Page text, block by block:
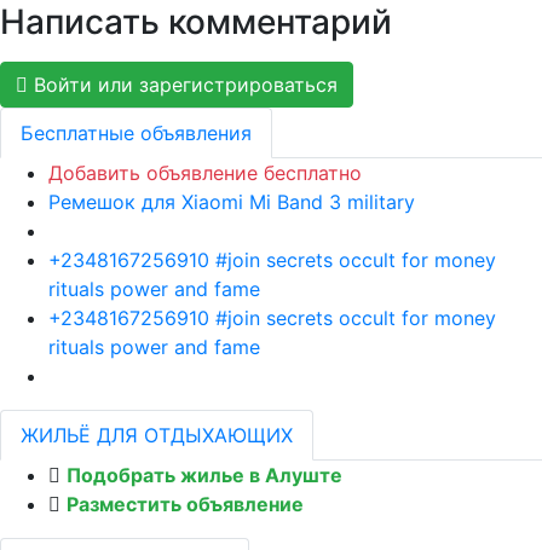
Написать комментарий
Войти или зарегистрироваться
Бесплатные объявления
Добавить объявление бесплатно
Ремешок для Xiaomi Mi Band 3 military
+2348167256910 #join secrets occult for money
rituals power and fame
+2348167256910 #join secrets occult for money
rituals power and fame
ЖИЛЬЁ ДЛЯ ОТДЫХАЮЩИХ
Подобрать жилье в Алуште
Разместить объявление